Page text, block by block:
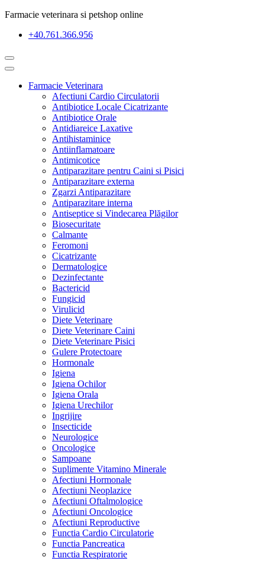
Farmacie veterinara si petshop online
+40.761.366.956
Farmacie Veterinara
Afectiuni Cardio Circulatorii
Antibiotice Locale Cicatrizante
Antibiotice Orale
Antidiareice Laxative
Antihistaminice
Antiinflamatoare
Antimicotice
Antiparazitare pentru Caini si Pisici
Antiparazitare externa
Zgarzi Antiparazitare
Antiparazitare interna
Antiseptice si Vindecarea Plăgilor
Biosecuritate
Calmante
Feromoni
Cicatrizante
Dermatologice
Dezinfectante
Bactericid
Fungicid
Virulicid
Diete Veterinare
Diete Veterinare Caini
Diete Veterinare Pisici
Gulere Protectoare
Hormonale
Igiena
Igiena Ochilor
Igiena Orala
Igiena Urechilor
Ingrijire
Insecticide
Neurologice
Oncologice
Sampoane
Suplimente Vitamino Minerale
Afectiuni Hormonale
Afectiuni Neoplazice
Afectiuni Oftalmologice
Afectiuni Oncologice
Afectiuni Reproductive
Functia Cardio Circulatorie
Functia Pancreatica
Functia Respiratorie